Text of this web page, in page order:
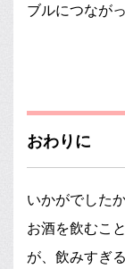
ブルにつなが
おわりに
いかがでした
お酒を飲むこ
が、飲みすぎ